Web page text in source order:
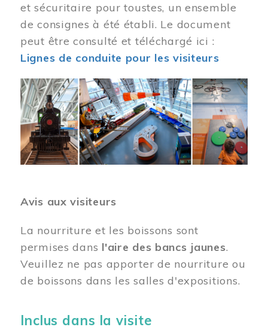
et sécuritaire pour toustes, un ensemble
de consignes à été établi. Le document
peut être consulté et téléchargé ici :
Lignes de conduite pour les visiteurs
Image
Avis aux visiteurs
La nourriture et les boissons sont
permises dans l'aire des bancs jaunes.
Veuillez ne pas apporter de nourriture ou
de boissons dans les salles d'expositions.
Inclus dans la visite